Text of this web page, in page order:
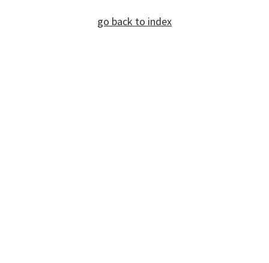
go back to index